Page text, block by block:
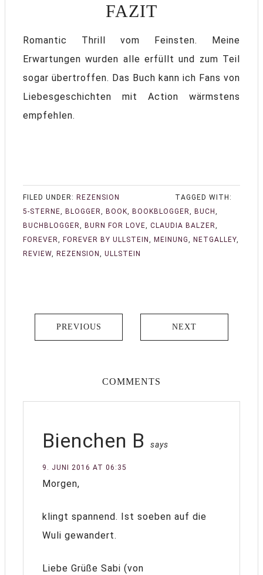
FAZIT
Romantic Thrill vom Feinsten. Meine
Erwartungen wurden alle erfüllt und zum Teil
sogar übertroffen. Das Buch kann ich Fans von
Liebesgeschichten mit Action wärmstens
empfehlen.
FILED UNDER: REZENSION
TAGGED WITH:
5-STERNE
BLOGGER BOOK BOOKBLOGGER BUCH
BUCHBLOGGER
BURN FOR LOVE CLAUDIA BALZER
FOREVER
FOREVER BY ULLSTEIN MEINUNG NETGALLEY
REVIEW REZENSION ULLSTEIN
PREVIOUS NEXT
COMMENTS
Bienchen B says
9. JUNI 2016 AT 06:35
Morgen,
klingt spannend. Ist soeben auf die
Wuli gewandert.
Liebe Grüße Sabi (von